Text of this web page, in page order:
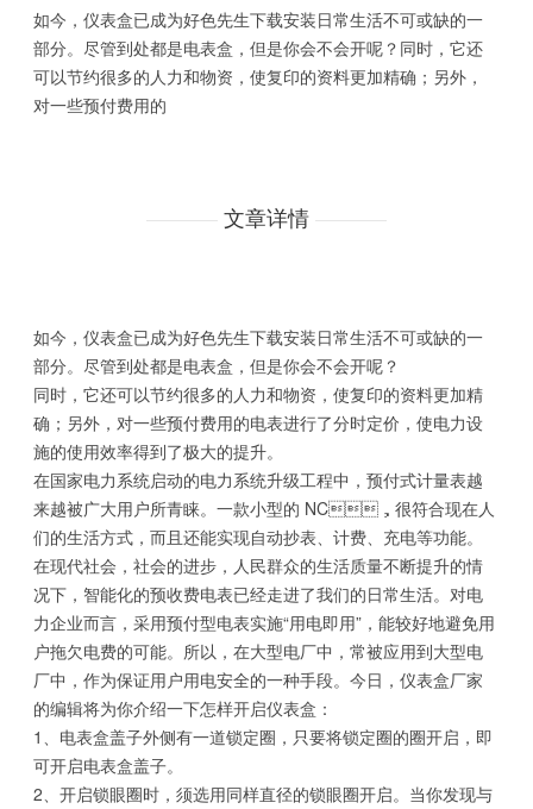
如今，仪表盒已成为好色先生下载安装日常生活不可或缺的一
部分。尽管到处都是电表盒，但是你会不会开呢？同时，它还
可以节约很多的人力和物资，使复印的资料更加精确；另外，
对一些预付费用的
文章详情
如今，仪表盒已成为好色先生下载安装日常生活不可或缺的一
部分。 尽管到处都是电表盒 ，但是你会不会开呢 ？
同时 ，它还可以节约很多的人力和物资，使复印的资料更加精
确； 另外，对一些预付费用的电表进行了分时定价，使电力设
施的使用效率得到了极大的提升。
在国家电力系统启动的电力系统升级工程中 ，预付式计量表越
来越被广大用户所青睐。一款小型的 NC，很符合现在人
们的生活方式 ，而且还能实现自动抄表、计费、 充电等功能。
在现代社会，社会的进步， 人民群众的生活质量不断提升的情
况下 ，智能化的预收费电表已经走进了我们的日常生活。对电
力企业而言 ，采用预付型电表实施“用电即用” ，能较好地避免用
户拖欠电费的可能。 所以，在大型电厂中 ，常被应用到大型电
厂中 ，作为保证用户用电安全的一种手段。今日 ，仪表盒厂家
的编辑将为你介绍一下怎样开启仪表盒 ：
1、电表盒盖子外侧有一道锁定圈 ，只要将锁定圈的圈开启 ， 即
可开启电表盒盖子。
2、开启锁眼圈时，须选用同样直径的锁眼圈开启。 当你发现与